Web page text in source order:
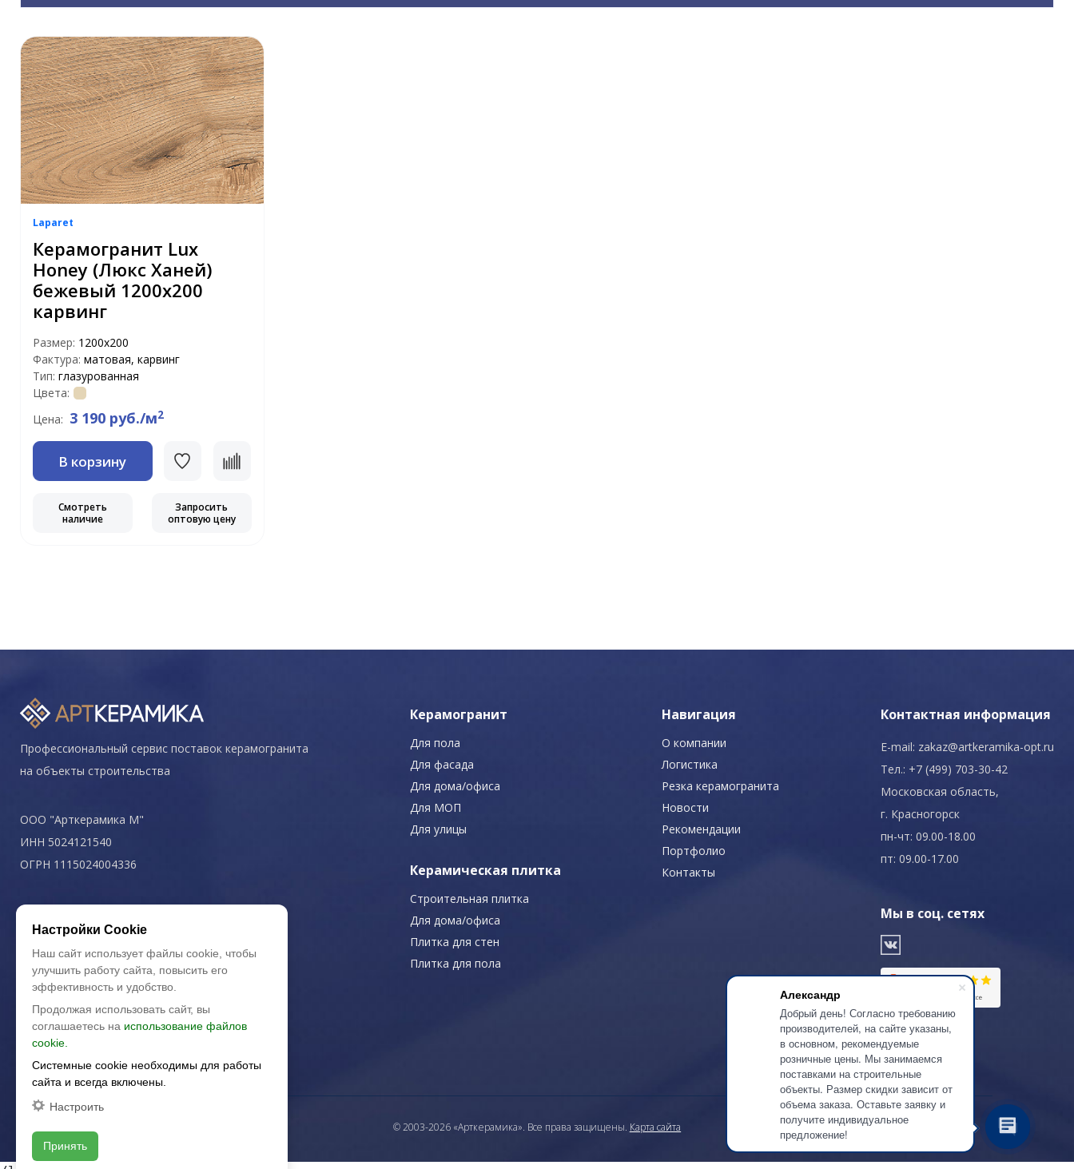
Александр
Добрый день! Согласно требованию
производителей, на сайте указаны,
в основном, рекомендуемые
розничные цены. Мы занимаемся
поставками на строительные
объекты. Размер скидки зависит от
объема заказа. Оставьте заявку и
получите индивидуальное
предложение!
Laparet
Керамогранит Lux
Honey (Люкс Ханей)
бежевый 1200х200
карвинг
Размер: 1200х200
Фактура: матовая, карвинг
Тип: глазурованная
Цвета:
Цена: 3 190 руб./м2
В корзину
Смотреть
наличие
Запросить
оптовую цену
Профессиональный сервис поставок керамогранита
на объекты строительства
ООО "Арткерамика М"
ИНН 5024121540
ОГРН 1115024004336
Политика конфиденциальности
Керамогранит
Для пола
Для фасада
Для дома/офиса
Для МОП
Для улицы
Керамическая плитка
Строительная плитка
Для дома/офиса
Плитка для стен
Плитка для пола
Навигация
О компании
Логистика
Резка керамогранита
Новости
Рекомендации
Портфолио
Контакты
Контактная информация
E-mail: zakaz@artkeramika-opt.ru
Тел.: +7 (499) 703-30-42
Московская область,
г. Красногорск
пн-чт: 09.00-18.00
пт: 09.00-17.00
Мы в соц. сетях
© 2003-2026 «Арткерамика». Все права защищены. Карта сайта
Настройки Cookie
Наш сайт использует файлы cookie, чтобы
улучшить работу сайта, повысить его
эффективность и удобство.
Продолжая использовать сайт, вы
соглашаетесь на использование файлов
cookie.
Системные cookie необходимы для работы
сайта и всегда включены.
Настроить
Принять